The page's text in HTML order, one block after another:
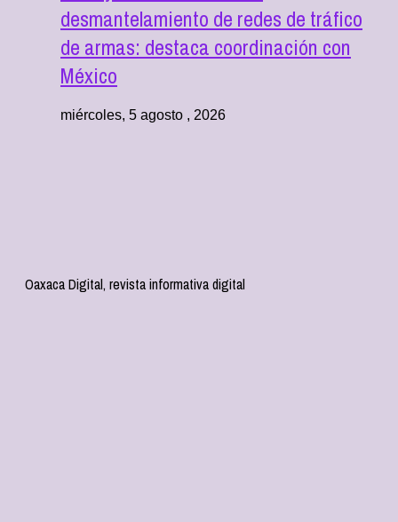
desmantelamiento de redes de tráfico
de armas: destaca coordinación con
México
miércoles, 5 agosto , 2026
Oaxaca Digital, revista informativa digital